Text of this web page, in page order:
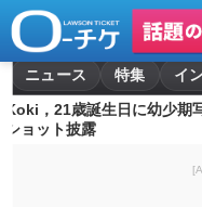
ニュース 特集 イ
Koki，21歳誕生日に幼少
ショット披露